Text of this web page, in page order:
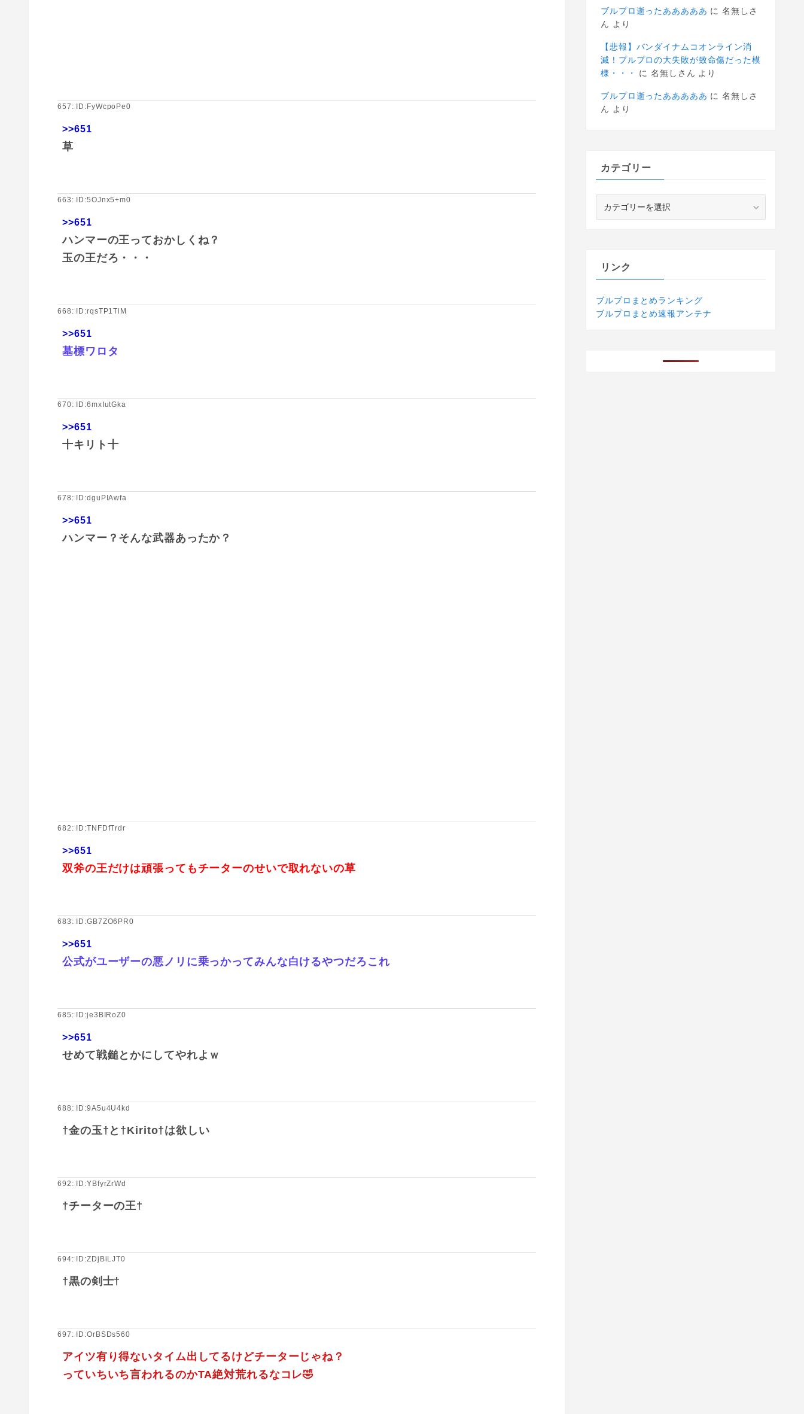
657: ID:FyWcpoPe0
>>651
草
663: ID:5OJnx5+m0
>>651
ハンマーの王っておかしくね？
玉の王だろ・・・
668: ID:rqsTP1TlM
>>651
墓標ワロタ
670: ID:6mxIutGka
>>651
十キリト十
678: ID:dguPIAwfa
>>651
ハンマー？そんな武器あったか？
682: ID:TNFDfTrdr
>>651
双斧の王だけは頑張ってもチーターのせいで取れないの草
683: ID:GB7ZO6PR0
>>651
公式がユーザーの悪ノリに乗っかってみんな白けるやつだろこれ
685: ID:je3BIRoZ0
>>651
せめて戦鎚とかにしてやれよｗ
688: ID:9A5u4U4kd
†金の玉†と†Kirito†は欲しい
692: ID:YBfyrZrWd
†チーターの王†
694: ID:ZDjBiLJT0
†黒の剣士†
697: ID:OrBSDs560
アイツ有り得ないタイム出してるけどチーターじゃね？
っていちいち言われるのかTA絶対荒れるなコレ🤣
ブルプロ逝ったあああああ に名無しさ
ん より
【悲報】バンダイナムコオンライン消
滅！プルプロの大失敗が致命傷だった模
様・・・
に名無しさん より
ブルプロ逝ったあああああ に名無しさ
ん より
カテゴリー
リンク
ブルプロまとめランキング
ブルプロまとめ速報アンテナ